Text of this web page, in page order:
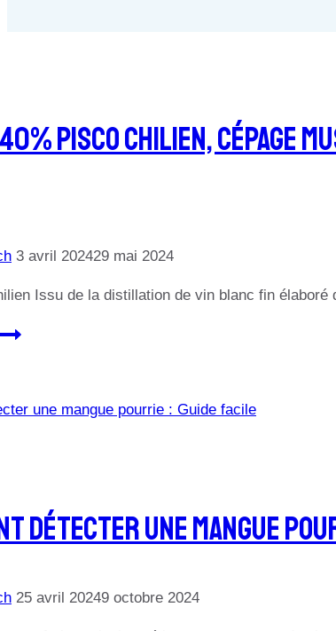
40% Pisco Chilien, Cépage
3 avril 202429 mai 2024
Issu de la distillation de vin blanc fin
Détecter Une Mangue
25 avril 20249 octobre 2024